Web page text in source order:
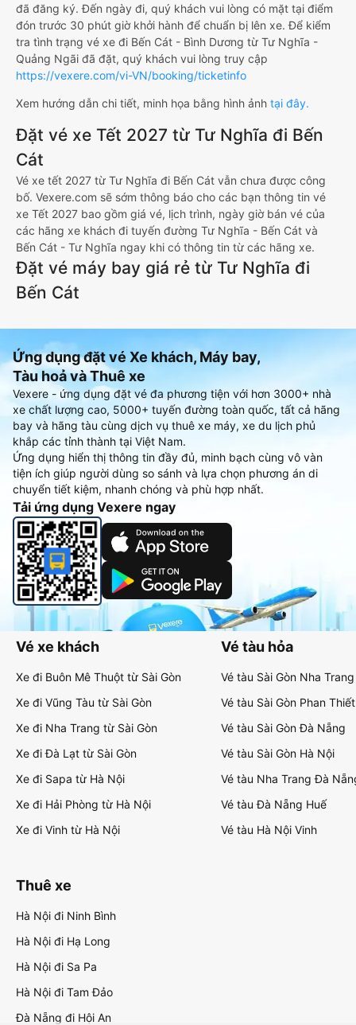
đã đăng ký. Đến ngày đi, quý khách vui lòng có mặt tại điểm
đón trước 30 phút giờ khởi hành để chuẩn bị lên xe. Để kiểm
tra tình trạng vé xe đi Bến Cát - Bình Dương từ Tư Nghĩa -
Quảng Ngãi đã đặt, quý khách vui lòng truy cập
https://vexere.com/vi-VN/booking/ticketinfo
Xem hướng dẫn chi tiết, minh họa bằng hình ảnh tại đây.
Đặt vé xe Tết 2027 từ Tư Nghĩa đi Bến
Cát
Vé xe tết 2027 từ Tư Nghĩa đi Bến Cát vẫn chưa được công
bố. Vexere.com sẽ sớm thông báo cho các bạn thông tin vé
xe Tết 2027 bao gồm giá vé, lịch trình, ngày giờ bán vé của
các hãng xe khách đi tuyến đường Tư Nghĩa - Bến Cát và
Bến Cát - Tư Nghĩa ngay khi có thông tin từ các hãng xe.
Đặt vé máy bay giá rẻ từ Tư Nghĩa đi
Bến Cát
Ứng dụng đặt vé Xe khách, Máy bay,
Tàu hoả và Thuê xe
Vexere - ứng dụng đặt vé đa phương tiện với hơn 3000+ nhà
xe chất lượng cao, 5000+ tuyến đường toàn quốc, tất cả hãng
bay và hãng tàu cùng dịch vụ thuê xe máy, xe du lịch phủ
khắp các tỉnh thành tại Việt Nam.
Ứng dụng hiển thị thông tin đầy đủ, minh bạch cùng vô vàn
tiện ích giúp người dùng so sánh và lựa chọn phương án di
chuyển tiết kiệm, nhanh chóng và phù hợp nhất.
Tải ứng dụng Vexere ngay
Vé xe khách
Xe đi Buôn Mê Thuột từ Sài Gòn
Xe đi Vũng Tàu từ Sài Gòn
Xe đi Nha Trang từ Sài Gòn
Xe đi Đà Lạt từ Sài Gòn
Xe đi Sapa từ Hà Nội
Xe đi Hải Phòng từ Hà Nội
Xe đi Vinh từ Hà Nội
Vé tàu hỏa
Vé tàu Sài Gòn Nha Trang
Vé tàu Sài Gòn Phan Thiết
Vé tàu Sài Gòn Đà Nẵng
Vé tàu Sài Gòn Hà Nội
Vé tàu Nha Trang Đà
Vé tàu Đà Nẵng Huế
Vé tàu Hà Nội Vinh
Thuê xe
Hà Nội đi Ninh Bình
Hà Nội đi Hạ Long
Hà Nội đi Sa Pa
Hà Nội đi Tam Đảo
Đà Nẵng đi Hội An